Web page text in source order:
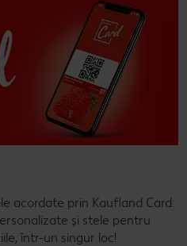
acordate prin Kaufland Card:
și stele pentru
într-un singur loc!